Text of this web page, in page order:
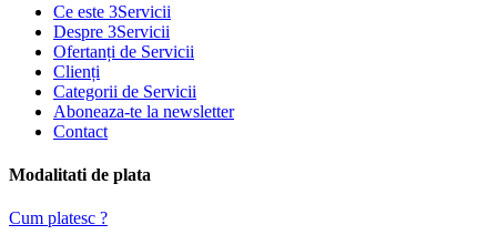
Ce este 3Servicii
Despre 3Servicii
Ofertanți de Servicii
Clienți
Categorii de Servicii
Aboneaza-te la newsletter
Contact
Modalitati de plata
Cum platesc ?